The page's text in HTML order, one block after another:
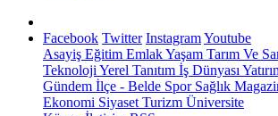
Facebook Twitter InstagramYoutube
Asayiş Eğitim EmlakYaşam Tarım Ve
Teknoloji Yerel Tanıtım İş Dünyası
Gündem İlçe - Belde SporSağlık
Ekonomi Siyaset Turizm Üniversite